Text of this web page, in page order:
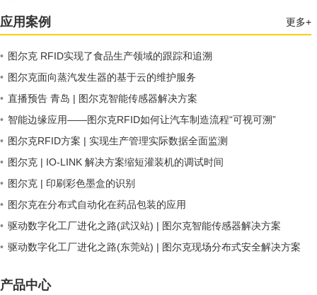
应用案例 更多+
• 图尔克 RFID实现了食品生产领域的跟踪和追溯
• 图尔克面向蒸汽发生器的基于云的维护服务
• 直播预告 青岛 | 图尔克智能传感器解决方案
• 智能边缘应用——图尔克RFID如何让汽车制造流程“可视可溯”
• 图尔克RFID方案 | 实现生产管理实际数据全面监测
• 图尔克 | IO-LINK 解决方案缩短灌装机的调试时间
• 图尔克 | 印刷彩色墨盒的识别
• 图尔克在分布式自动化在药品包装的应用
• 驱动数字化工厂进化之路(武汉站) | 图尔克智能传感器解决方案
• 驱动数字化工厂进化之路(东莞站) | 图尔克现场分布式安全解决方案
产品中心